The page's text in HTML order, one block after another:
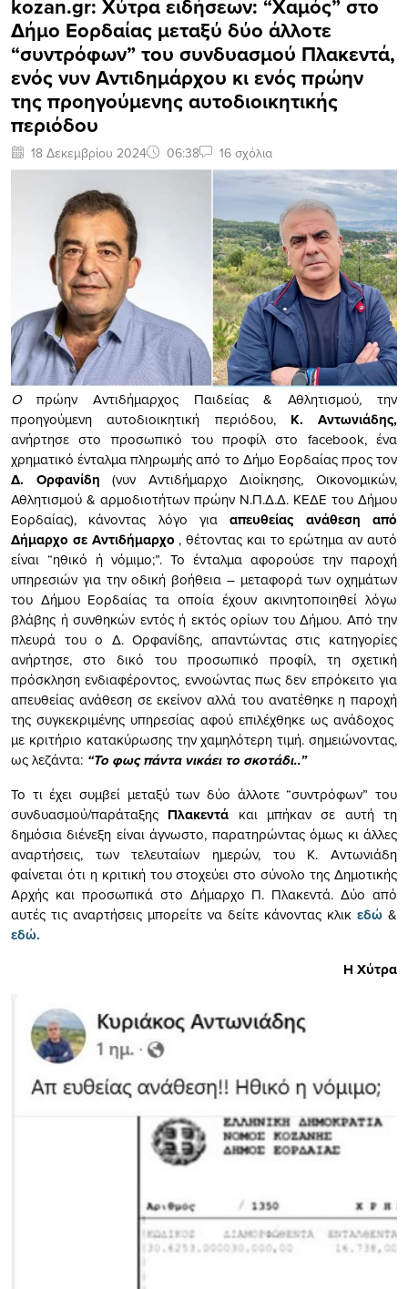
kozan.gr: Χύτρα ειδήσεων: “Χαμός” στο
Δήμο Εορδαίας μεταξύ δύο άλλοτε
“συντρόφων” του συνδυασμού Πλακεντά,
ενός νυν Αντιδημάρχου κι ενός πρώην
της προηγούμενης αυτοδιοικητικής
περιόδου
18 Δεκεμβρίου 2024 06:38 16 σχόλια
Ο πρώην Αντιδήμαρχος Παιδείας & Αθλητισμού,την
προηγούμενη αυτοδιοικητική περιόδου, Κ. Αντωνιάδης,
ανήρτησε στο προσωπικό του προφίλ στο facebook, ένα
χρηματικό ένταλμα πληρωμής από το Δήμο Εορδαίας προς τον
Δ. Ορφανίδη(νυν Αντιδήμαρχο Διοίκησης, Οικονομικών,
Αθλητισμού & αρμοδιοτήτων πρώην Ν.Π.Δ.Δ. ΚΕΔΕ του Δήμου
Εορδαίας), κάνοντας λόγο γιααπευθείας ανάθεση από
Δήμαρχο σε Αντιδήμαρχο , θέτοντας και το ερώτημα αν αυτό
είναι “ηθικό ή νόμιμο;”. Το ένταλμα αφορούσε την παροχή
υπηρεσιών για την οδική βοήθεια – μεταφορά των οχημάτων
του Δήμου Εορδαίας τα οποία έχουν ακινητοποιηθεί λόγω
βλάβης ή συνθηκών εντός ή εκτός ορίων του Δήμου. Aπό την
πλευρά του ο Δ. Ορφανίδης, απαντώντας στις κατηγορίες
ανήρτησε, στο δικό του προσωπικό προφίλ, τη σχετική
πρόσκληση ενδιαφέροντος, εννοώντας πως δεν επρόκειτο για
απευθείας ανάθεση σε εκείνον αλλά του ανατέθηκε η παροχή
της συγκεκριμένης υπηρεσίας αφού επιλέχθηκε ως ανάδοχος
με κριτήριο κατακύρωσης την χαμηλότερη τιμή. σημειώνοντας,
ως λεζάντα: “Το φως πάντα νικάει το σκοτάδι..”
Το τι έχει συμβεί μεταξύ των δύο άλλοτε “συντρόφων” του
συνδυασμού/παράταξης Πλακεντά και μπήκαν σε αυτή τη
δημόσια διένεξη είναι άγνωστο, παρατηρώντας όμως κι άλλες
αναρτήσεις, των τελευταίων ημερών, του Κ. Αντωνιάδη
φαίνεται ότι η κριτική του στοχεύει στο σύνολο της Δημοτικής
Αρχής και προσωπικά στο Δήμαρχο Π. Πλακεντά. Δύο από
αυτές τις αναρτήσεις μπορείτε να δείτε κάνοντας κλικ εδώ &
εδώ.
Η Χύτρα